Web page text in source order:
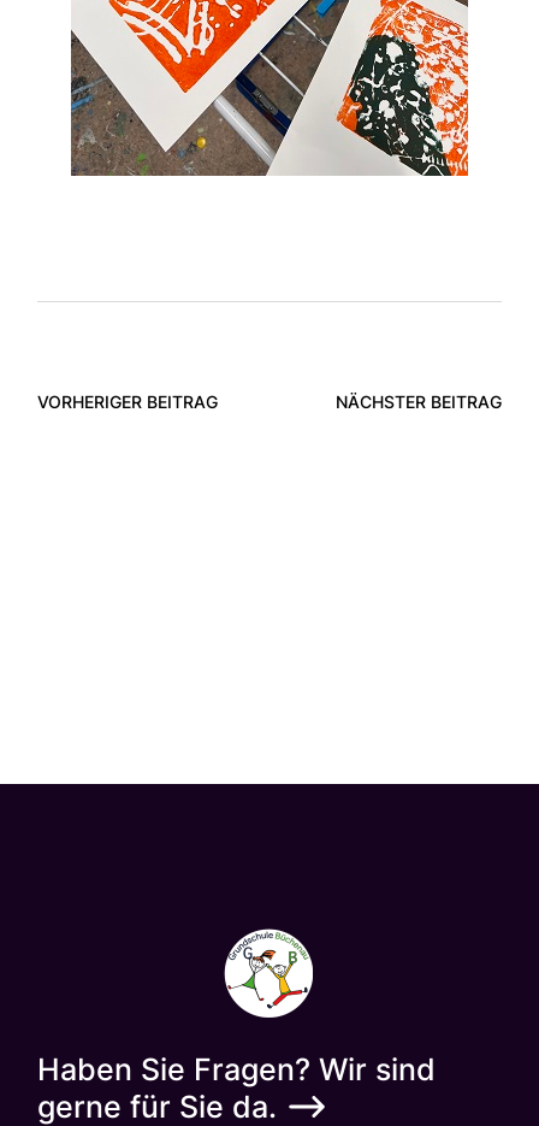
VORHERIGER BEITRAG NÄCHSTER BEITRAG
Haben Sie Fragen? Wir sind
gerne für Sie da.